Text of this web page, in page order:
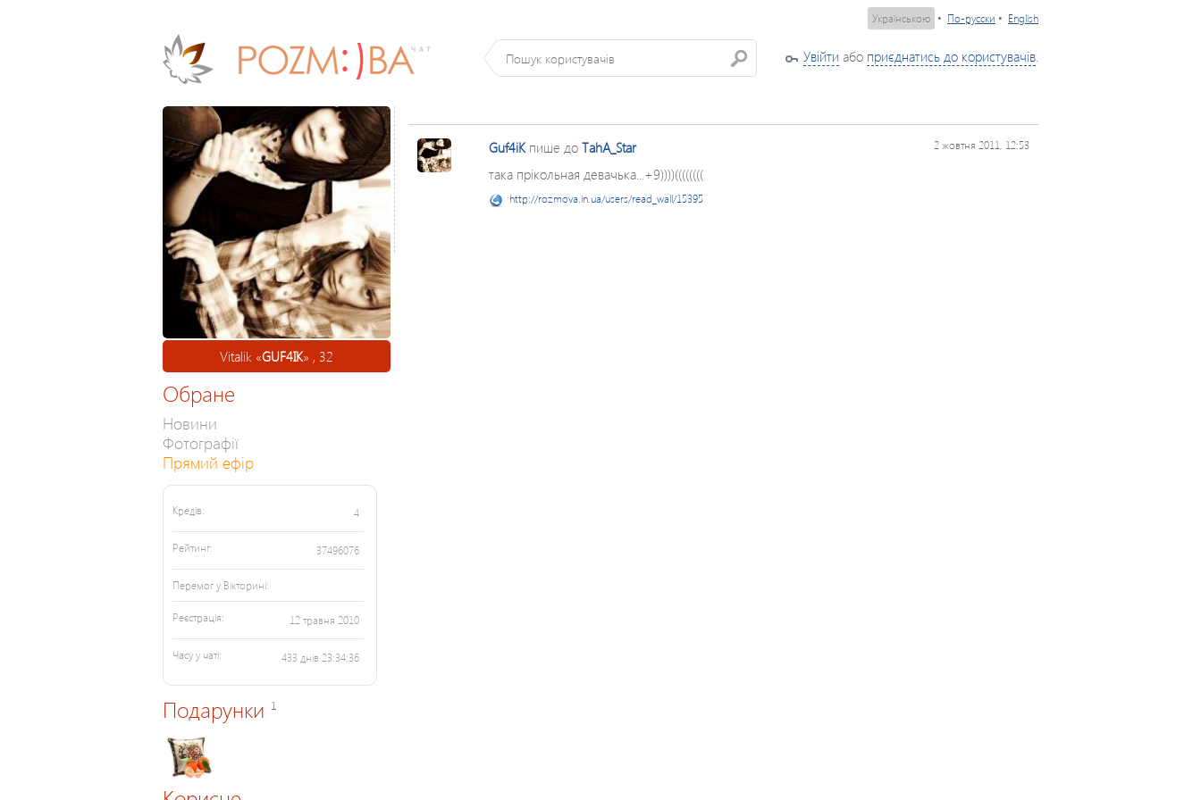
Українською • По-русски • English
Увійти або приєднатись до користувачів.
Vitalik «GUF4IK» , 32
Обране
Новини
Фотографії
Прямий ефір
Кредів: 4
Рейтинг: 37496076
Перемог у Вікторині:
Реєстрація: 12 травня 2010
Часу у чаті: 433 днів 23:34:36
Подарунки 1
Guf4iKпише до TahA_Star 2 жовтня 2011, 12:53
така прікольная девачька...+9))))((((((((
http://rozmova.in.ua/users/read_wall/15395